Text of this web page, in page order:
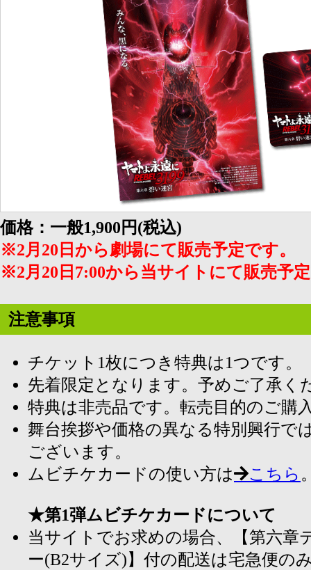
価格：一般1,900円(税込)
※2月20日から劇場にて販売予定です。
※2月20日7:00から当サイトにて販売予
注意事項
チケット1枚につき特典は1つです。
先着限定となります。予めご了承く
特典は非売品です。転売目的のご購
舞台挨拶や価格の異なる特別興行で
ございます。
ムビチケカードの使い方は
こちら
★第1弾ムビチケカードについて
当サイトでお求めの場合、【第六章
ー(B2サイズ)】付の配送は宅急便の